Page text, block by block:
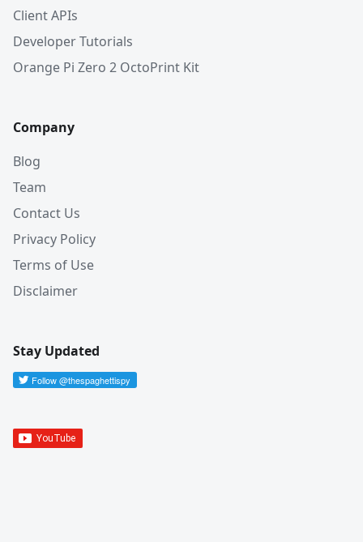
Client APIs
Developer Tutorials
Orange Pi Zero 2 OctoPrint Kit
Company
Blog
Team
Contact Us
Privacy Policy
Terms of Use
Disclaimer
Stay Updated